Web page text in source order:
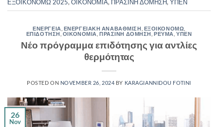
ΕΞΟΙΚΟΝΟΜΩ 2025, ΟΙΚΟΝΟΜΙΑ, ΠΡΑΣΙΝΗ ΔΟΜΗΣΗ, ΥΠΕΝ
ΕΝΕΡΓΕΙΑ ΕΝΕΡΓΕΙΑΚΗ ΑΝΑΒΑΘΜΙΣΗ ΕΞΟΙΚΟΝΟΜΩ
ΕΠΙΔΟΤΗΣΗ ΟΙΚΟΝΟΜΙΑ ,ΠΡΑΣΙΝΗ ΔΟΜΗΣΗ ,ΡΕΥΜΑ ΥΠΕΝ
Νέο πρόγραμμα επιδότησης για αντλίες
θερμότητας
POSTED ON NOVEMBER 26, 2024 BY KARAGIANNIDOU FOTINI
26
Nov